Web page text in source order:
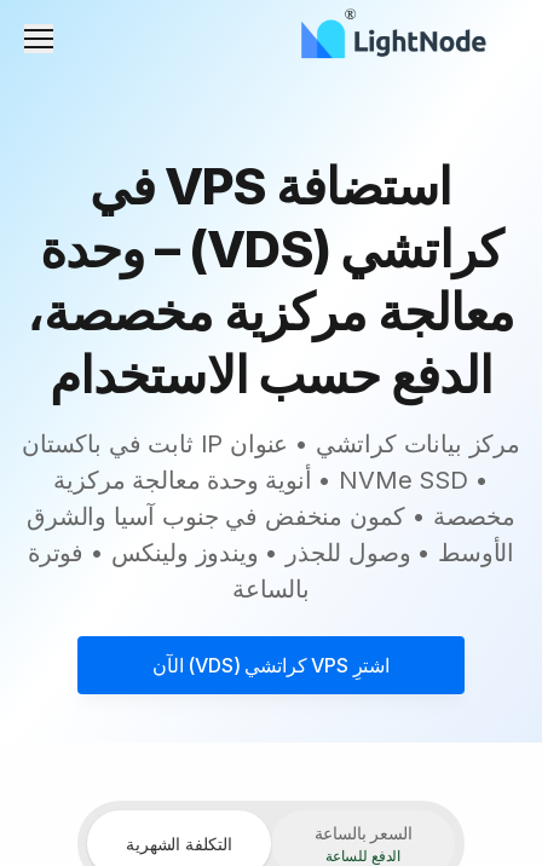
استضافة VPS في
كراتشي (VDS) – وحدة
معالجة مركزية مخصصة،
الدفع حسب الاستخدام
مركز بيانات كراتشي • عنوان IP ثابت في باكستان
• NVMe SSD • أنوية وحدة معالجة مركزية
مخصصة • كمون منخفض في جنوب آسيا والشرق
الأوسط • وصول للجذر • ويندوز ولينكس • فوترة
بالساعة
اشترِ VPS كراتشي (VDS) الآن
السعر بالساعة
الدفع للساعة
التكلفة الشهرية